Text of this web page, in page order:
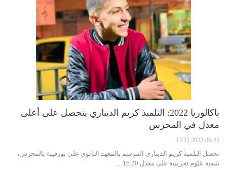
باكالوريا 2022: التلميذ كريم الديناري يتحصل على أعلى
معدل في المحرس
2022-06-25 13:22
تحصل التلميذ كريم الديناري المرسم بالمعهد الثانوي علي بورقيبة بالمحرس،
شعبة علوم تجريبية على معدل 16.20…